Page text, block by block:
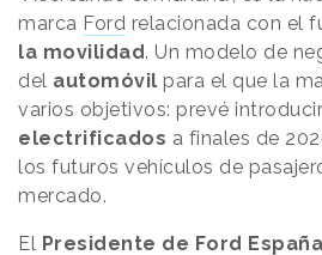
marca Ford relacionada con el
la movilidad. Un modelo de
del automóvil para el que la
varios objetivos: prevé introducir
electrificados a finales de
los futuros vehículos de
mercado.
El Presidente de Ford España